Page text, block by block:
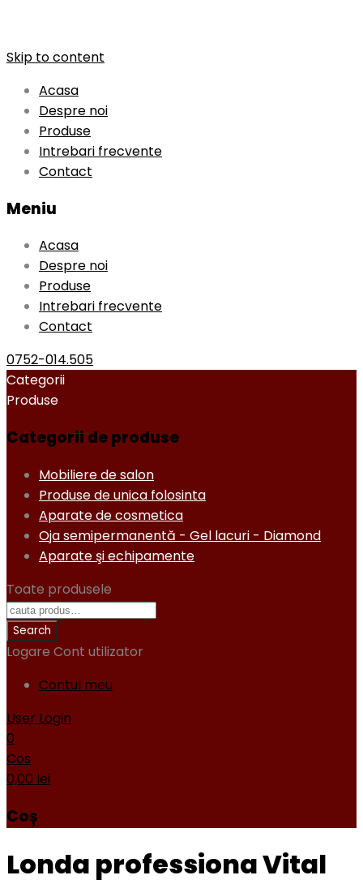
Skip to content
Acasa
Despre noi
Produse
Intrebari frecvente
Contact
Meniu
Acasa
Despre noi
Produse
Intrebari frecvente
Contact
0752-014.505
Categorii
Produse
Categorii de produse
Mobiliere de salon
Produse de unica folosinta
Aparate de cosmetica
Oja semipermanentă - Gel lacuri - Diamond
Aparate şi echipamente
Toate produsele
Logare Cont utilizator
Contul meu
User Login
0
Cos
0,00 lei
Coș
Londa professiona Vital